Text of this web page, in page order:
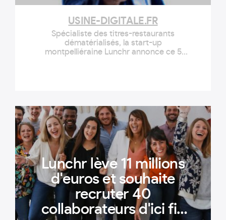
USINE-DIGITALE.FR
Spécialiste des titres-restaurants
dématérialisés, la start-up
montpelliéraine Lunchr annonce ce 5
Lunchr lève 11 millions
d'euros et souhaite
recruter 40
collaborateurs d'ici fin